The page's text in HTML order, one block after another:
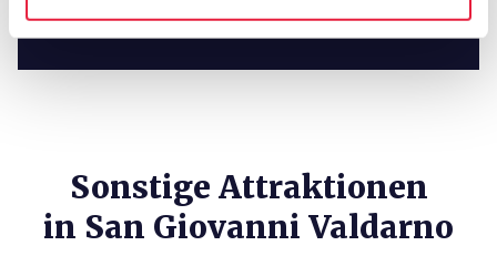
Sonstige Attraktionen
in San Giovanni Valdarno